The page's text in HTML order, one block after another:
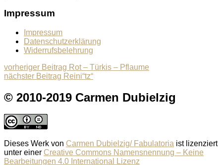
Impressum
Impressum
Datenschutzerklärung
Widerrufsbelehrung
Beitragsnavigation
vorheriger Beitrag Previous
post:
Rot – Türkis – Pflaume
nächster Beitrag Next
Reini“tz“
© 2010-2019 Carmen Dubielzig
Dieses Werk von Carmen Dubielzig/ Fabulatoria ist lizenziert
unter einer Creative Commons Namensnennung – Keine
Bearbeitungen 4.0 International Lizenz